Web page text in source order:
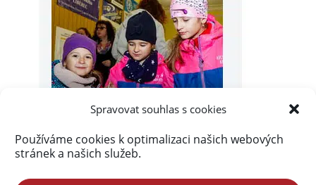
Spravovat souhlas s cookies
Používáme cookies k optimalizaci našich webových
stránek a našich služeb.